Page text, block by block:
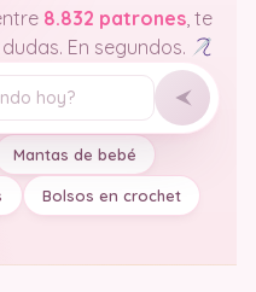
8.832 patrones, te
En segundos.
Mantas de bebé
Bolsos en crochet